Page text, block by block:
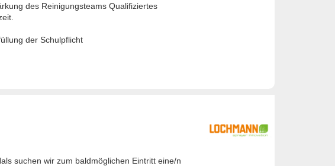
des Reinigungsteams Qualifiziertes
der Schulpflicht
suchen wir zum baldmöglichen Eintritt eine/n